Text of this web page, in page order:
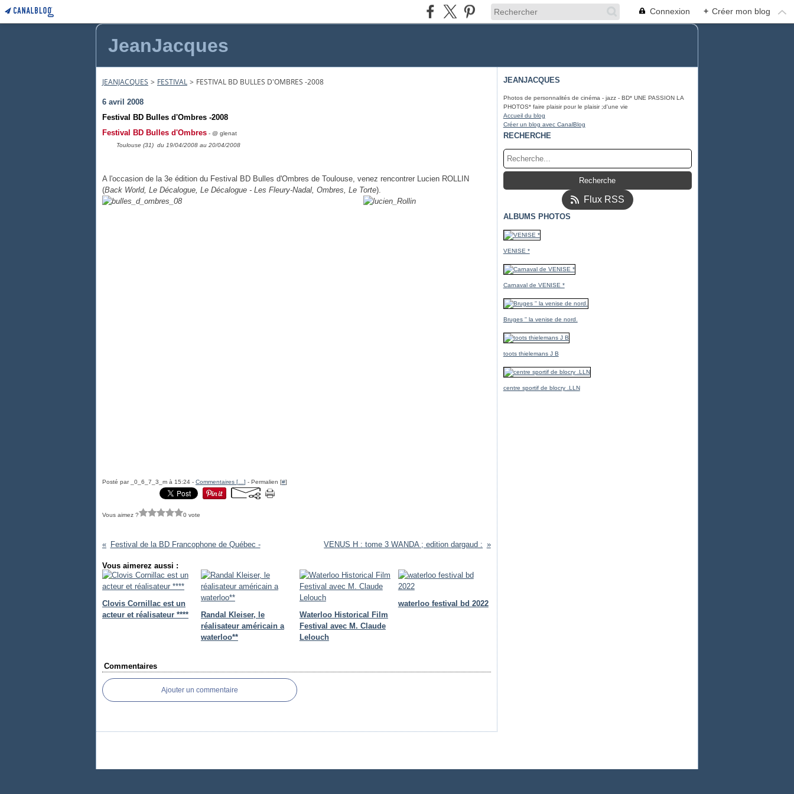
Connexion + Créer mon blog
JeanJacques
JEANJACQUES > FESTIVAL > FESTIVAL BD BULLES D'OMBRES -2008
6 avril 2008
Festival BD Bulles d'Ombres -2008
Festival BD Bulles d'Ombres - @ glenat
Toulouse (31) du 19/04/2008 au 20/04/2008
A l'occasion de la 3e édition du Festival BD Bulles d'Ombres de Toulouse, venez rencontrer Lucien ROLLIN
(Back World, Le Décalogue, Le Décalogue - Les Fleury-Nadal, Ombres, Le Torte).
Posté par _0_6_7_3_m à 15:24 - Commentaires [ ] - Permalien [#]
Vous aimez ? 0 vote
Festival de la BD Francophone de Québec - VENUS H : tome 3 WANDA ; edition dargaud :
Vous aimerez aussi :
Clovis Cornillac est un
acteur et réalisateur ****
Randal Kleiser, le
réalisateur américain a
waterloo**
Waterloo Historical Film
Festival avec M. Claude
Lelouch
waterloo festival bd 2022
Commentaires
Ajouter un commentaire
JEANJACQUES
Photos de personnalités de cinéma - jazz - BD* UNE PASSION LA
PHOTOS* faire plaisir pour le plaisir ;d'une vie
Accueil du blog
Créer un blog avec CanalBlog
RECHERCHE
Flux RSS
ALBUMS PHOTOS
VENISE *
Carnaval de VENISE *
Bruges '' la venise de nord.
toots thielemans J B
centre sportif de blocry .LLN